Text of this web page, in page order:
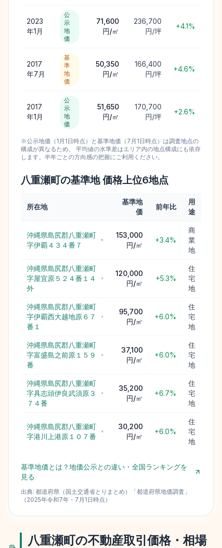
2023
年1月
公
示
地
価
71,600
円/㎡
236,700
円/坪
+4.1%
2017
年7月
基
準
地
価
50,350
円/㎡
166,400
円/坪
+4.6%
2017
年1月
公
示
地
価
51,650
円/㎡
170,700
円/坪
+2.6%
※公示地価（1月1日時点）と基準地価（7月1日時点）は調査地点の
構成が異なるため、 平均値の水準差はエリア内の地点構成にも依存
します。半年ごとの方向感の把握にご利用ください。
八重瀬町の基準地 価格上位6地点
所在地
基準地
価
前年比
用
途
沖縄県島尻郡八重瀬町
字伊覇４３４番７
153,000
円/㎡
+3.4%
商
業
地
沖縄県島尻郡八重瀬町
字屋宜原５２４番１４
外
120,000
円/㎡
+5.3%
住
宅
地
沖縄県島尻郡八重瀬町
字伊覇西大越地原６７
番１
95,700
円/㎡
+6.0%
住
宅
地
沖縄県島尻郡八重瀬町
字富盛島之前原１５９
番
37,100
円/㎡
+6.0%
住
宅
地
沖縄県島尻郡八重瀬町
字具志頭伊良武須原３
７４番
35,200
円/㎡
+6.7%
住
宅
地
沖縄県島尻郡八重瀬町
字港川上港原１０７番
30,200
円/㎡
+6.0%
住
宅
地
基準地価とは？地価公示との違い・全国ランキングを
見る
出典: 都道府県（国土交通省とりまとめ） 「都道府県地価調査 」
（ 2025年令和7年 ・ 7月1日時点）
八重瀬町の不動産取引価格・相場